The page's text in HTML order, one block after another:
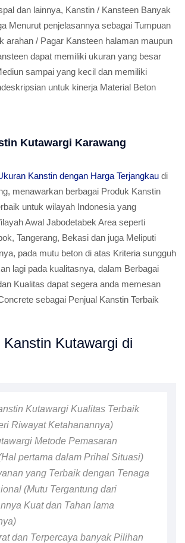
dan lainnya, Kanstin / Kansteen Banyak
Menurut penjelasannya sebagai Tumpuan
arahan / Pagar Kansteen halaman maupun
dapat memiliki ukuran yang besar
sampai yang kecil dan memiliki
untuk kinerja Material Beton
Kutawargi Karawang
Kanstin dengan Harga Terjangkau di
menawarkan berbagai Produk Kanstin
untuk wilayah Indonesia yang
Awal Jabodetabek Area seperti
Tangerang, Bekasi dan juga Meliputi
pada mutu beton di atas Kriteria sungguh
lagi pada kualitasnya, dalam Berbagai
Kualitas dapat segera anda memesan
sebagai Penjual Kanstin Terbaik
Kutawargi di
Kutawargi Kualitas Terbaik
Riwayat Ketahanannya)
Metode Pemasaran
pertama dalam Prihal Situasi)
yang Terbaik dengan Tenaga
(Mutu Tergantung dari
Kuat dan Tahan lama
dan Terpercaya banyak Pilihan